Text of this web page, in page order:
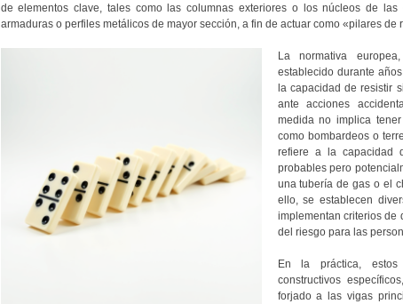
de elementos clave, tales como las columnas exteriores o los núcleos de las
armaduras o perfiles metálicos de mayor sección, a fin de actuar como «pilares de
La normativa
establecido durante
la capacidad de resistir
ante acciones
medida no implica
como bombardeos o
refiere a la capacidad
probables pero
una tubería de gas o el
ello, se establecen
implementan criterios de
del riesgo para las
En la práctica, estos
constructivos
forjado a las vigas